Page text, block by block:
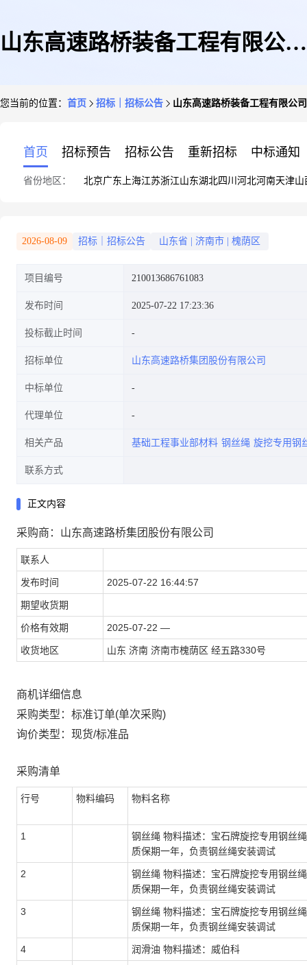
山东高速路桥装备工程有限公司
您当前的位置： 首页 招标｜招标公告 山东高速路桥装备工程有限公
首页 招标预告 招标公告 重新招标 中标通知
省份地区： 北京广东 上海江苏浙江山东湖北四川 河北河南天津山
2026-08-09 招标｜招标公告 山东省 济南市 槐荫区
项目编号 210013686761083
发布时间 2025-07-22 17:23:36
投标截止时间
招标单位 山东高速路桥集团股份有限公司
中标单位
代理单位
相关产品 基础工程事业部材料 钢丝绳 旋挖专用钢
联系方式
正文内容
采购商：山东高速路桥集团股份有限公司
联系人
发布时间 2025-07-22 16:44:57
期望收货期
价格有效期 2025-07-22 —
收货地区 山东 济南 济南市槐荫区 经五路330号
商机详细信息
采购类型：标准订单(单次采购)
询价类型：现货/标准品
采购清单
行号 物料编码 物料名称
1
钢丝绳 物料描述：宝石牌旋挖专用钢丝
质保期一年，负责钢丝绳安装调试
2
钢丝绳 物料描述：宝石牌旋挖专用钢丝
质保期一年，负责钢丝绳安装调试
3
钢丝绳 物料描述：宝石牌旋挖专用钢丝
质保期一年，负责钢丝绳安装调试
4 润滑油 物料描述：威伯科